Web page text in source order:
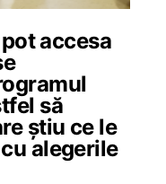
accesa
să
știu ce le
alegerile